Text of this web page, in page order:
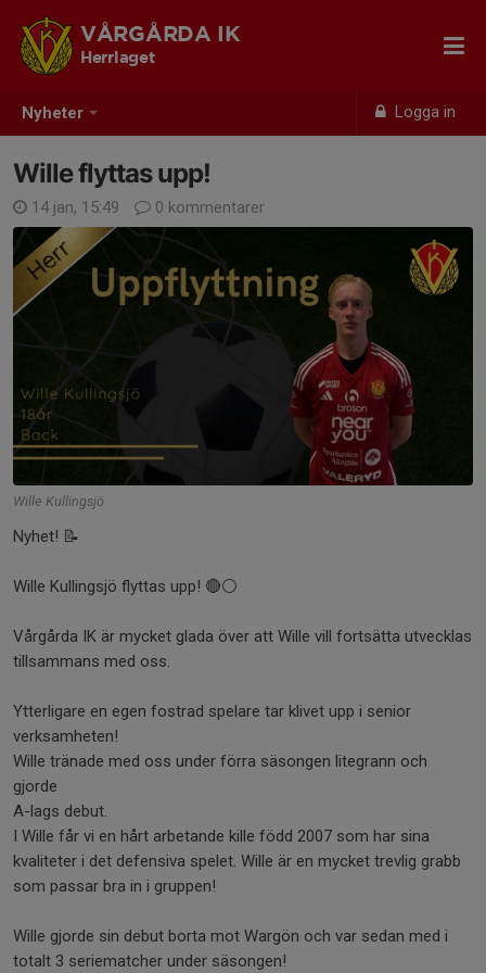
Nyheter Logga in
VÅRGÅRDA IK
Herrlaget
Wille flyttas upp!
14 jan, 15:49 0 kommentarer
Wille Kullingsjö
Nyhet! 📝
Wille Kullingsjö flyttas upp! 🔴⚪️
Vårgårda IK är mycket glada över att Wille vill fortsätta utvecklas
tillsammans med oss.
Ytterligare en egen fostrad spelare tar klivet upp i senior
verksamheten!
Wille tränade med oss under förra säsongen litegrann och
gjorde
A-lags debut.
I Wille får vi en hårt arbetande kille född 2007 som har sina
kvaliteter i det defensiva spelet. Wille är en mycket trevlig grabb
som passar bra in i gruppen!
Wille gjorde sin debut borta mot Wargön och var sedan med i
totalt 3 seriematcher under säsongen!